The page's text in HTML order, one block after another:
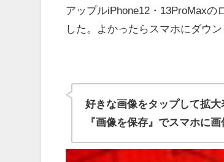
アップルiPhone12・13ProMaxの
した。よかったらスマホにダウ
好きな画像をタップして拡
『画像を保存』でスマホに